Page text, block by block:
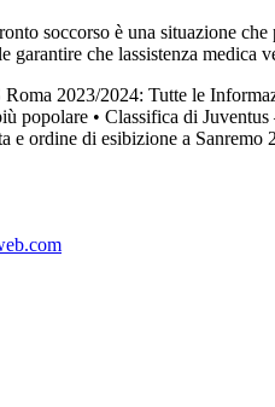
soccorso è una situazione
garantire che lassistenza
Roma 2023/2024: Tutte le
popolare • Classifica di
e ordine di esibizione a Sanremo